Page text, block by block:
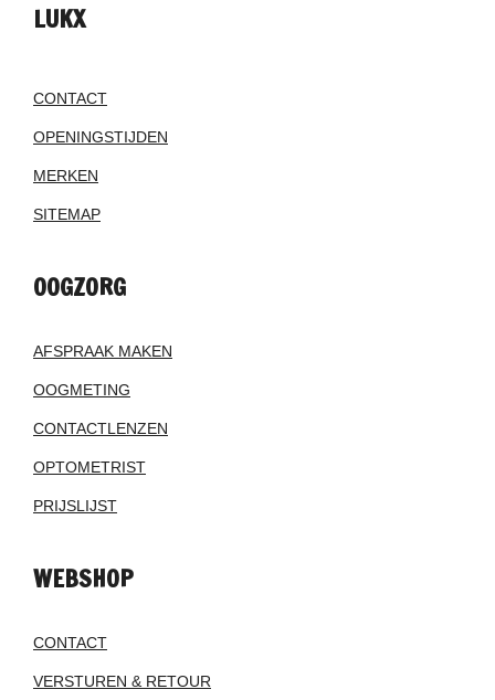
LUKX
CONTACT
OPENINGSTIJDEN
MERKEN
SITEMAP
OOGZORG
AFSPRAAK MAKEN
OOGMETING
CONTACTLENZEN
OPTOMETRIST
PRIJSLIJST
WEBSHOP
CONTACT
VERSTUREN & RETOUR